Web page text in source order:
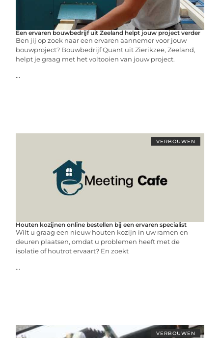
Een ervaren bouwbedrijf uit Zeeland helpt jouw project verder
Ben jij op zoek naar een ervaren aannemer voor jouw
bouwproject? Bouwbedrijf Quant uit Zierikzee, Zeeland,
helpt je graag met het voltooien van jouw project.
...
VERBOUWEN
Houten kozijnen online bestellen bij een ervaren specialist
Wilt u graag een nieuw houten kozijn in uw ramen en
deuren plaatsen, omdat u problemen heeft met de
isolatie of houtrot ervaart? En zoekt
...
VERBOUWEN